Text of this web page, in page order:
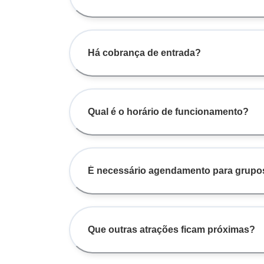
Há cobrança de entrada?
Qual é o horário de funcionamento?
É necessário agendamento para
Que outras atrações ficam próximas?